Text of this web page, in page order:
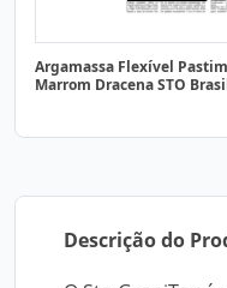
Argamassa Flexível
Marrom Dracena STO
Descrição do